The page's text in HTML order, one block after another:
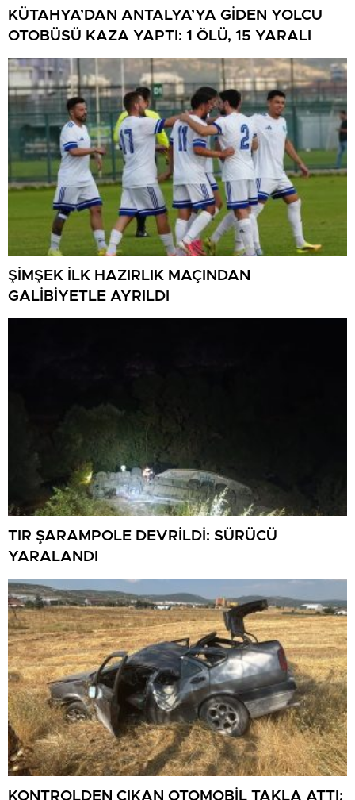
KÜTAHYA’DAN ANTALYA’YA GİDEN YOLCU
OTOBÜSÜ KAZA YAPTI: 1 ÖLÜ, 15 YARALI
ŞİMŞEK İLK HAZIRLIK MAÇINDAN
GALİBİYETLE AYRILDI
TIR ŞARAMPOLE DEVRİLDİ: SÜRÜCÜ
YARALANDI
KONTROLDEN ÇIKAN OTOMOBİL TAKLA ATTI: